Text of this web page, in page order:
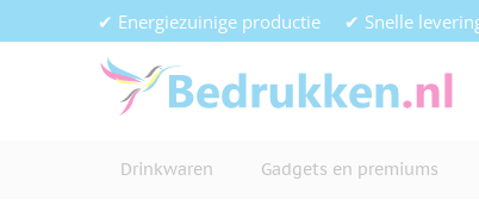
Ga naar de inhoud✔ Energiezuinige productie ✔ Snelle
Drinkwaren Gadgets en premiums